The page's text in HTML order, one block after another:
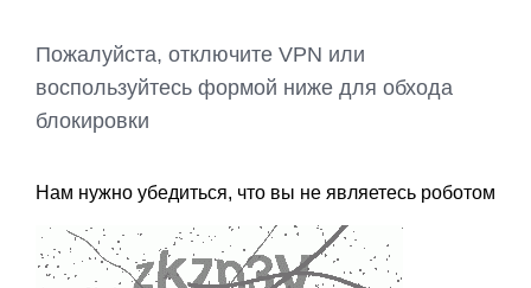
Пожалуйста, отключите VPN или
воспользуйтесь формой ниже для обхода
блокировки
Нам нужно убедиться, что вы не являетесь роботом